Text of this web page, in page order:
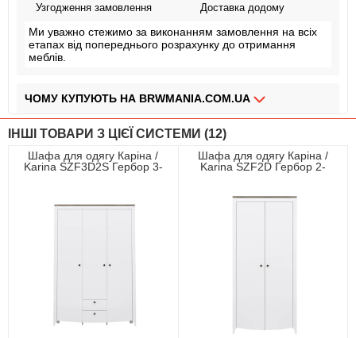
Узгодження замовлення Доставка додому
Ми уважно стежимо за виконанням замовлення на всіх
етапах від попереднього розрахунку до отримання
меблів.
ЧОМУ КУПУЮТЬ НА BRWMANIA.COM.UA
МЕБЛІ НА БУДЬ ЯКИЙ СМАК
ДОСТАВКА ЗА 2 ДНІ
СПЛАЧУЙ АВАНС, А РЕШТУ ПРИ ОТРИМАННІ
ІНШІ ТОВАРИ З ЦІЄЇ СИСТЕМИ (12)
Шафа для одягу Каріна /
Karina SZF3D2S Гербор 3-
Шафа для одягу Каріна /
Karina SZF2D Гербор 2-